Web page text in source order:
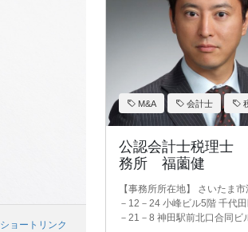
ショートリンク
M&A 会計士
公認会計士税理士
務所 福薗健
【事務所所在地】 さいたま
－12－24 小峰ビル5階 千代
－21－8 神田駅前北口合同ビ